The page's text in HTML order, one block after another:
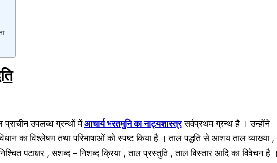
प्राचीन उपलब्ध ग्रन्थों मेंआचार्य भरतमुनि का नाट्यशास्त्रसर्वप्रथम ग्रन्थ है । उन्होंने
का विश्लेषण तथा परिभाषाओं को स्पष्ट किया है । ताल पद्धति से आशय ताल व्याख्या ,
पटाक्षर , सशब्द – निशब्द क्रिया , ताल प्रस्तुति , ताल विस्तार आदि का विवेचन है ।